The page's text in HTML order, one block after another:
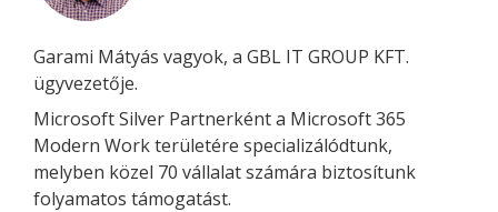
Garami Mátyás vagyok, a GBL IT GROUP KFT.
ügyvezetője.
Microsoft Silver Partnerként a Microsoft 365
Modern Work területére specializálódtunk,
melyben közel 70 vállalat számára biztosítunk
folyamatos támogatást.